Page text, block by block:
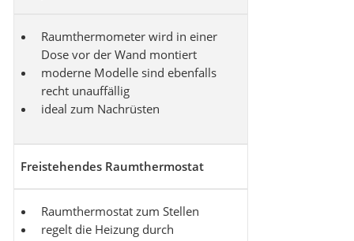
Raumthermometer wird in einer
Dose vor der Wand montiert
moderne Modelle sind ebenfalls
recht unauffällig
ideal zum Nachrüsten
Freistehendes Raumthermostat
Raumthermostat zum Stellen
regelt die Heizung durch